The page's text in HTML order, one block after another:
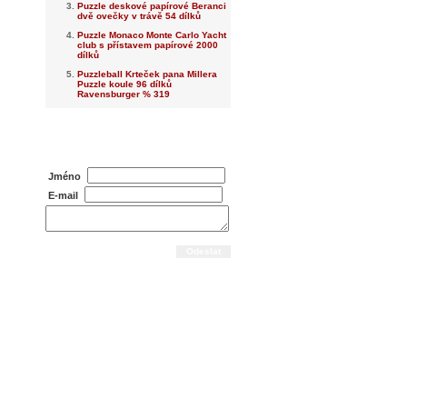
Puzzle deskové papírové Beranci
dvě ovečky v trávě 54 dílků
Puzzle Monaco Monte Carlo Yacht
club s přístavem papírové 2000
dílků
Puzzleball Krteček pana Millera
Puzzle koule 96 dílků
Ravensburger % 319
Jméno
E-mail